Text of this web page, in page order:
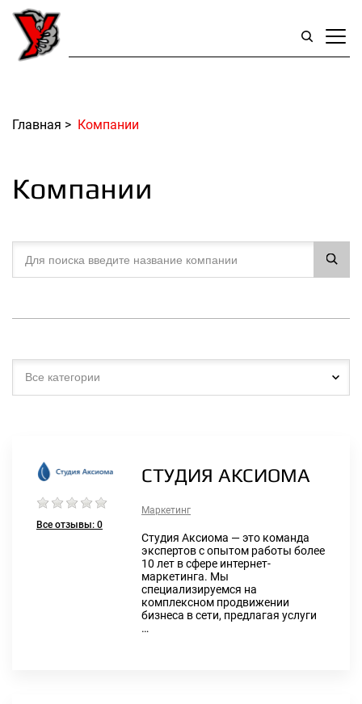
Главная > Компании
Компании
Все категории
Все отзывы: 0
СТУДИЯ АКСИОМА
Маркетинг
Студия Аксиома — это команда
экспертов с опытом работы более
10 лет в сфере интернет-
маркетинга. Мы
специализируемся на
комплексном продвижении
бизнеса в сети, предлагая услуги
…